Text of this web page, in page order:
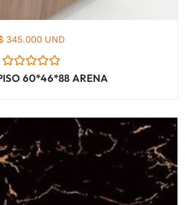
345.000 UND
Valorado
con
5
60*46*88 ARENA